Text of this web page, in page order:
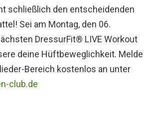
schließlich den entscheidenden
Sei am Montag, den 06.
DressurFit® LIVE Workout
deine Hüftbeweglichkeit. Melde
Bereich kostenlos an unter
club.de